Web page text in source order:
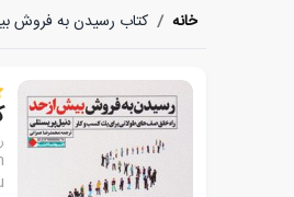
خانه / کتاب رسیدن به فروش